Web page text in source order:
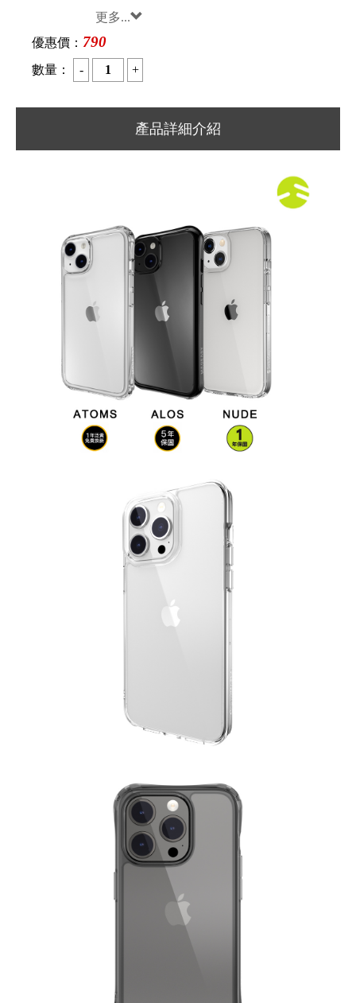
更多...
優惠價： 790
數量：
產品詳細介紹